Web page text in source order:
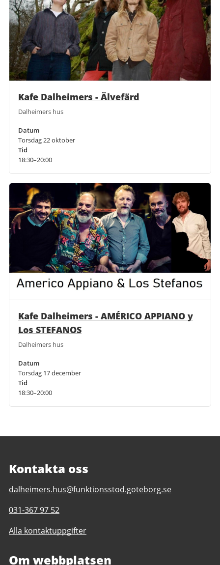
Kafe Dalheimers - Älvefärd
Dalheimers hus
Datum
Torsdag 22 oktober
Tid
18:30–20:00
Kafe Dalheimers - AMÉRICO APPIANO y
Los STEFANOS
Dalheimers hus
Datum
Torsdag 17 december
Tid
18:30–20:00
Kontakta oss
E-
till
Dalheimers
hus
dalheimers.hus@funktionsstod.goteborg.se
Telefonnummer
Dalheimers
031-367 97 52
Alla kontaktuppgifter
Om webbplatsen